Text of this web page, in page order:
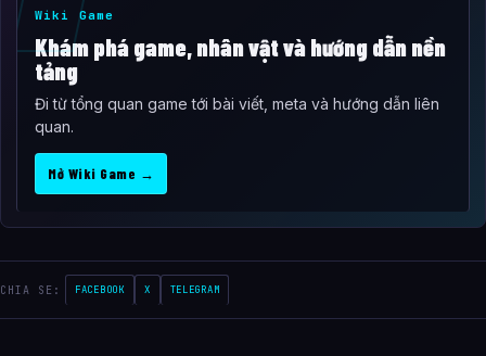
Wiki Game
Khám phá game, nhân vật và hướng dẫn nền
tảng
Đi từ tổng quan game tới bài viết, meta và hướng dẫn liên
quan.
Mở Wiki Game →
CHIA SE: FACEBOOK X TELEGRAM